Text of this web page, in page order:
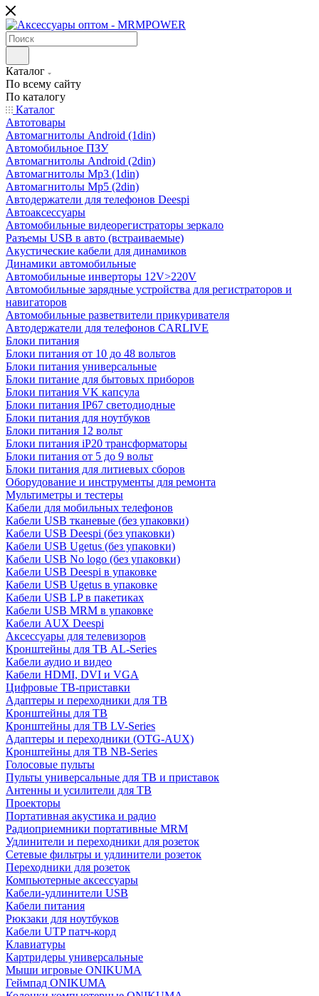
Каталог
По всему сайту
По каталогу
Каталог
Автотовары
Автомагнитолы Android (1din)
Автомобильное ПЗУ
Автомагнитолы Android (2din)
Автомагнитолы Mp3 (1din)
Автомагнитолы Mp5 (2din)
Автодержатели для телефонов Deespi
Автоаксессуары
Автомобильные видеорегистраторы зеркало
Разъемы USB в авто (встраиваемые)
Акустические кабели для динамиков
Динамики автомобильные
Автомобильные инверторы 12V>220V
Автомобильные зарядные устройства для регистраторов и
навигаторов
Автомобильные разветвители прикуривателя
Автодержатели для телефонов CARLIVE
Блоки питания
Блоки питания от 10 до 48 вольтов
Блоки питания универсальные
Блоки питание для бытовых приборов
Блоки питания VK капсула
Блоки питания IP67 светодиодные
Блоки питания для ноутбуков
Блоки питания 12 вольт
Блоки питания iP20 трансформаторы
Блоки питания от 5 до 9 вольт
Блоки питания для литиевых сборов
Оборудование и инструменты для ремонта
Мультиметры и тестеры
Кабели для мобильных телефонов
Кабели USB тканевые (без упаковки)
Кабели USB Deespi (без упаковки)
Кабели USB Ugetus (без упаковки)
Кабели USB No logo (без упаковки)
Кабели USB Deespi в упаковке
Кабели USB Ugetus в упаковке
Кабели USB LP в пакетиках
Кабели USB MRM в упаковке
Кабели AUX Deespi
Аксессуары для телевизоров
Кронштейны для ТВ AL-Series
Кабели аудио и видео
Кабели HDMI, DVI и VGA
Цифровые ТВ-приставки
Адаптеры и переходники для ТВ
Кронштейны для ТВ
Кронштейны для ТВ LV-Series
Адаптеры и переходники (OTG-AUX)
Кронштейны для ТВ NB-Series
Голосовые пульты
Пульты универсальные для ТВ и приставок
Антенны и усилители для ТВ
Проекторы
Портативная акустика и радио
Радиоприемники портативные MRM
Удлинители и переходники для розеток
Сетевые фильтры и удлинители розеток
Переходники для розеток
Компьютерные аксессуары
Кабели-удлинители USB
Кабели питания
Рюкзаки для ноутбуков
Кабели UTP патч-корд
Клавиатуры
Картридеры универсальные
Мыши игровые ONIKUMA
Геймпад ONIKUMA